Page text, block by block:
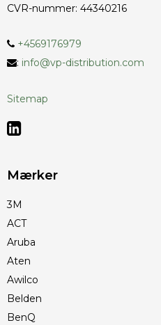
CVR-nummer: 44340216
+4569176979
: info@vp-distribution.com
Sitemap
Mærker
3M
ACT
Aruba
Aten
Awilco
Belden
BenQ